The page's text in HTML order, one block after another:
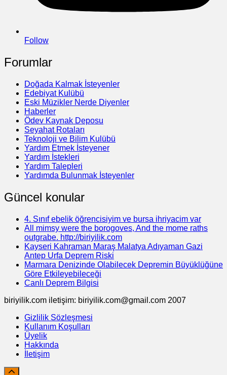
Follow
Forumlar
Doğada Kalmak İsteyenler
Edebiyat Kulübü
Eski Müzikler Nerde Diyenler
Haberler
Ödev Kaynak Deposu
Seyahat Rotaları
Teknoloji ve Bilim Kulübü
Yardım Etmek İsteyener
Yardım İstekleri
Yardım Talepleri
Yardımda Bulunmak İsteyenler
Güncel konular
4. Sınıf ebelik öğrencisiyim ve bursa ihriyacim var
All mimsy were the borogoves, And the mome raths
outgrabe. http://biriyilik.com
Kayseri Kahraman Maraş Malatya Adıyaman Gazi
Antep Urfa Deprem Riski
Marmara Denizinde Olabilecek Depremin Büyüklüğüne
Göre Etkileyebileceği
Canlı Deprem Bilgisi
biriyilik.com iletişim: biriyilik.com@gmail.com 2007
Gizlilik Sözleşmesi
Kullanım Koşulları
Üyelik
Hakkında
İletişim